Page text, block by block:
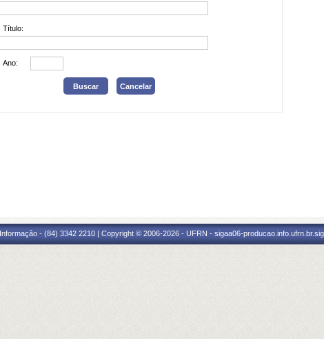
Título:
Ano:
- (84) 3342 2210 | Copyright © 2006-2026 - UFRN - sigaa06-